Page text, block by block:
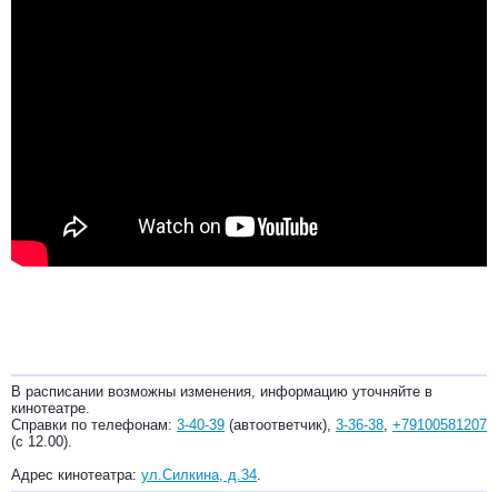
В расписании возможны изменения, информацию уточняйте в
кинотеатре.
Справки по телефонам: 3-40-39 (автоответчик), 3-36-38, +79100581207
(с 12.00).
Адрес кинотеатра: ул.Силкина, д.34.